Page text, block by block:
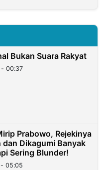
Bukan Suara Rakyat
00:37
Prabowo, Rejekinya
dan Dikagumi Banyak
Sering Blunder!
05:05